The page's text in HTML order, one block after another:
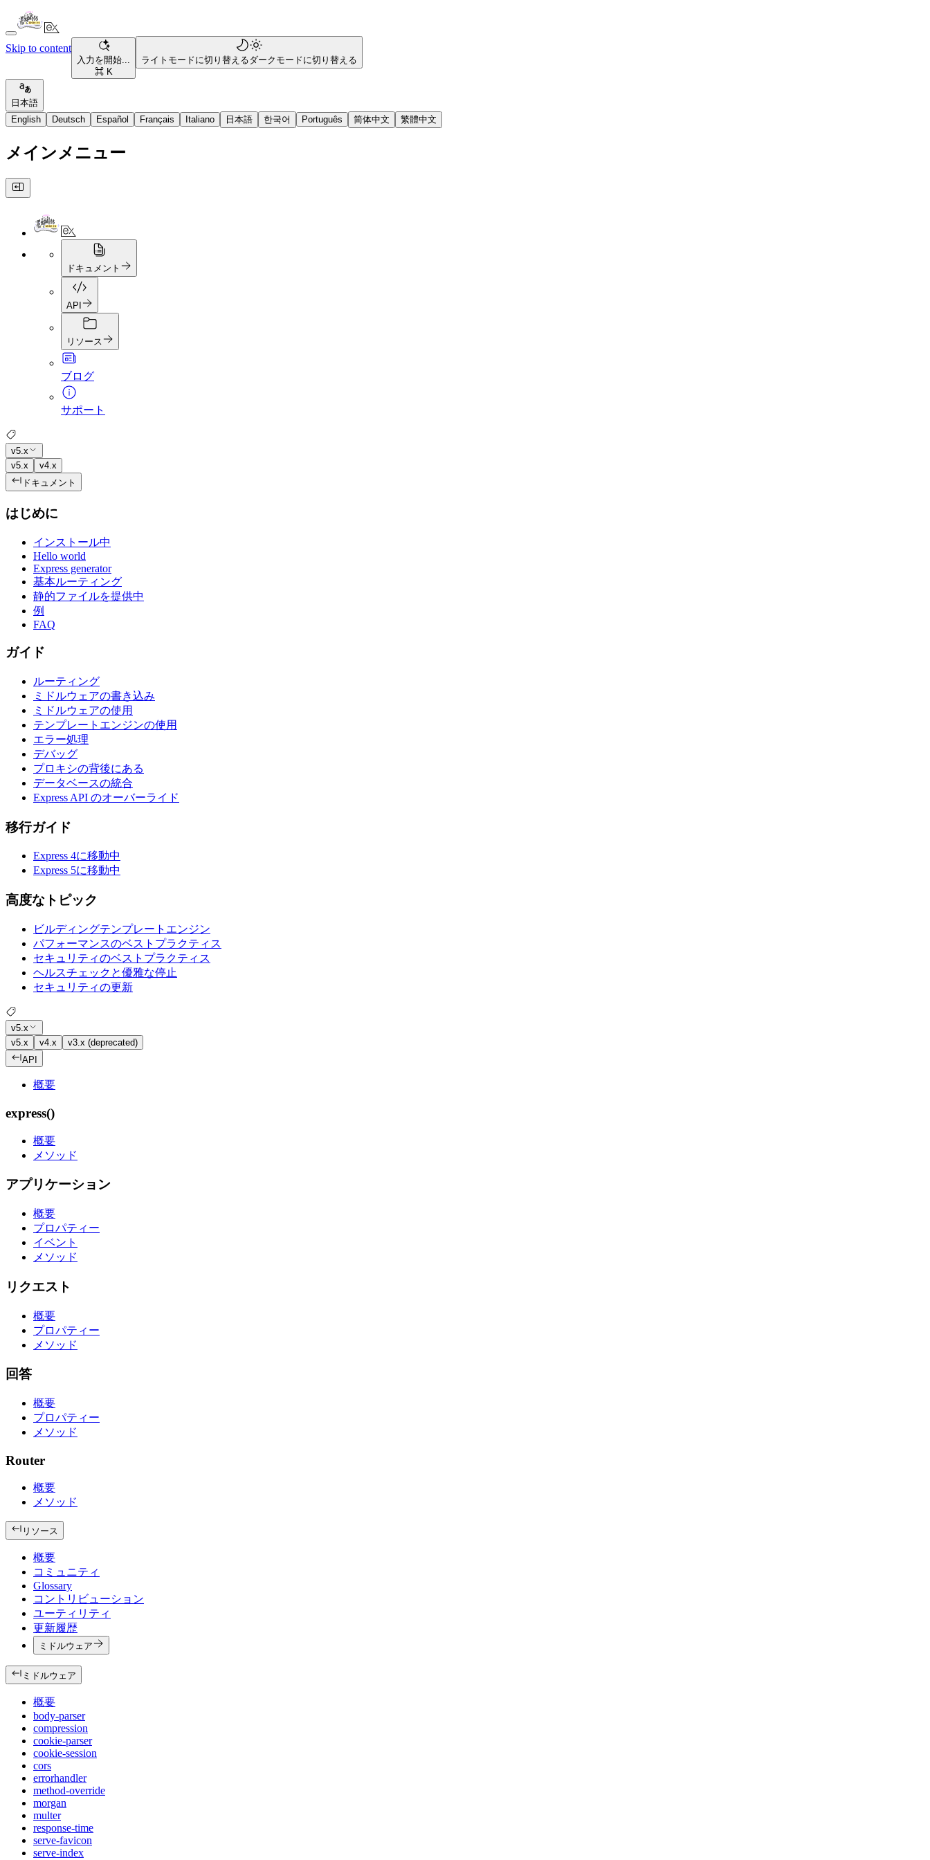
Skip to content
入力を開始...
⌘ K
ライトモードに切り替えるダークモードに切り替える
日本語
English
Deutsch Español Français Italiano 日本語 한국어 Português 简体中文 繁體中文
メインメニュー
ドキュメント
API
リソース
ブログ
サポート
v5.x
v5.x
v4.x
ドキュメント
はじめに
インストール中
Hello world
Express generator
基本ルーティング
静的ファイルを提供中
例
FAQ
ガイド
ルーティング
ミドルウェアの書き込み
ミドルウェアの使用
テンプレートエンジンの使用
エラー処理
デバッグ
プロキシの背後にある
データベースの統合
Express API のオーバーライド
移行ガイド
Express 4に移動中
Express 5に移動中
高度なトピック
ビルディングテンプレートエンジン
パフォーマンスのベストプラクティス
セキュリティのベストプラクティス
ヘルスチェックと優雅な停止
セキュリティの更新
v5.x
v5.x
v4.x
v3.x (deprecated)
API
概要
express()
概要
メソッド
アプリケーション
概要
プロパティー
イベント
メソッド
リクエスト
概要
プロパティー
メソッド
回答
概要
プロパティー
メソッド
Router
概要
メソッド
リソース
概要
コミュニティ
Glossary
コントリビューション
ユーティリティ
更新履歴
ミドルウェア
ミドルウェア
概要
body-parser
compression
cookie-parser
cookie-session
cors
errorhandler
method-override
morgan
multer
response-time
serve-favicon
serve-index